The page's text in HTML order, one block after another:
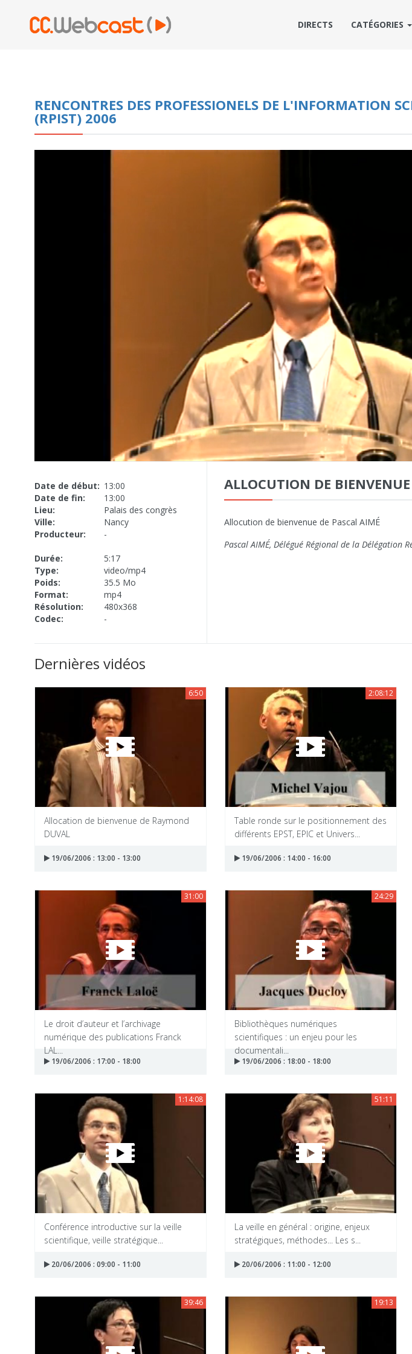
DIRECTS CATÉGORIES
RENCONTRES DES PROFESSIONELS DE L'INFORMATION
(RPIST) 2006
Date de début: 13:00
Date de fin:
13:00
Lieu:
Palais des congrès
Ville:
Nancy
Producteur:
-
Durée:
5:17
Type:
video/mp4
Poids:
35.5 Mo
Format:
mp4
Résolution:
480x368
Codec:
-
ALLOCUTION DE
Allocution de bienvenue de Pascal AIMÉ
Pascal AIMÉ, Délégué Régional de la Délégation
Dernières vidéos
6:50
Allocation de bienvenue de Raymond
DUVAL
19/06/2006 : 13:00 - 13:00
2:08:12
Table ronde sur le positionnement des
différents EPST, EPIC et Univers...
19/06/2006 : 14:00 - 16:00
31:00
Le droit d’auteur et l’archivage
numérique des publications Franck
LAL...
19/06/2006 : 17:00 - 18:00
24:29
Bibliothèques numériques
scientifiques : un enjeu pour les
documentali...
19/06/2006 : 18:00 - 18:00
1:14:08
Conférence introductive sur la veille
scientifique, veille stratégique...
20/06/2006 : 09:00 - 11:00
51:11
La veille en général : origine, enjeux
stratégiques, méthodes... Les s...
20/06/2006 : 11:00 - 12:00
39:46 19:13